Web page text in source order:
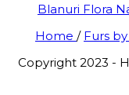
Blanuri Flora
Home / Furs
Copyright 2023 -